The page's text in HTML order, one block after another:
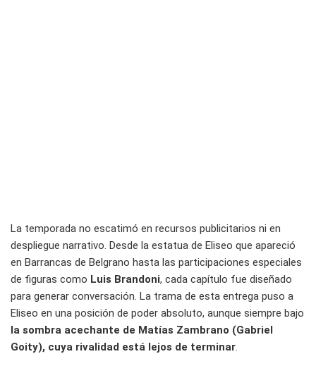
La temporada no escatimó en recursos publicitarios ni en
despliegue narrativo. Desde la estatua de Eliseo que apareció
en Barrancas de Belgrano hasta las participaciones especiales
de figuras como Luis Brandoni, cada capítulo fue diseñado
para generar conversación. La trama de esta entrega puso a
Eliseo en una posición de poder absoluto, aunque siempre bajo
la sombra acechante de Matías Zambrano (Gabriel
Goity), cuya rivalidad está lejos de terminar.